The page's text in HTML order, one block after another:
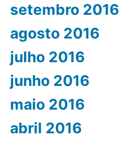
setembro 2016
agosto 2016
julho 2016
junho 2016
maio 2016
abril 2016